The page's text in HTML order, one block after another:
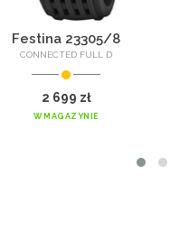
Festina 23305/8
CONNECTED FULL D
2 699 zł
W MAGAZYNIE